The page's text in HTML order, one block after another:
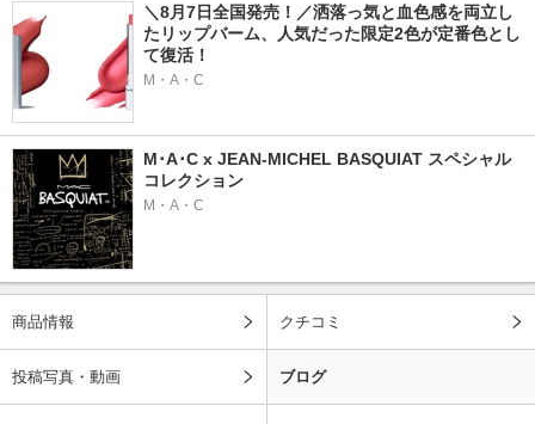
＼8月7日全国発売！／洒落っ気と血色感を両立し
たリップバーム、人気だった限定2色が定番色とし
て復活！
M・A・C
M･A･C x JEAN-MICHEL BASQUIAT スペシャル
コレクション
M・A・C
商品情報 クチコミ
投稿写真・動画 ブログ